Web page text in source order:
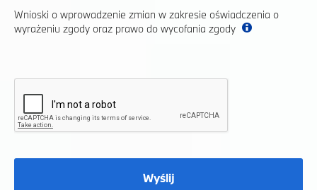
Wnioski o wprowadzenie zmian w zakresie oświadczenia o
wyrażeniu zgody oraz prawo do wycofania zgody
Wyślij